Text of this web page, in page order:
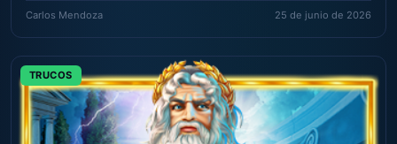
Carlos Mendoza 25 de junio de 2026
TRUCOS